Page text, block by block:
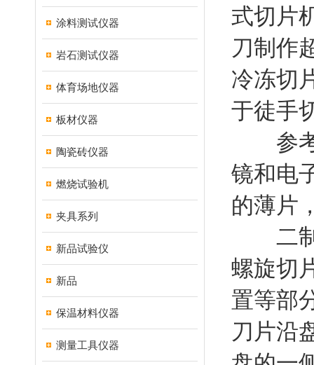
涂料测试仪器
岩石测试仪器
体育场地仪器
板材仪器
陶瓷砖仪器
燃烧试验机
夹具系列
新品试验仪
新品
保温材料仪器
测量工具仪器
式切片
刀制作
冷冻切
于徒手
参考
镜和电
的薄片
二制
螺旋切
置等部
刀片沿